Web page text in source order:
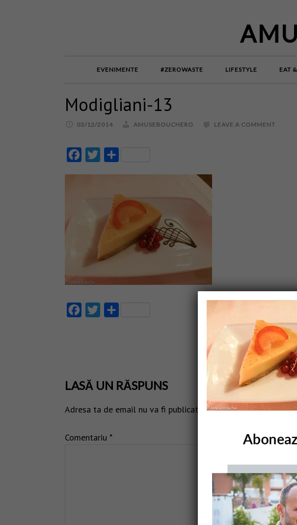
EVENIMENTE #ZEROWASTE LIFESTYLE EAT
Modigliani-13
03/12/2014 AMUSEBOUCHERO LEAVE A COMMENT
FacebookTwitter
FacebookTwitter
LASĂ UN RĂSPUNS
Adresa ta de email nu va fi publicată. Câmpurile obligatorii
Comentariu *